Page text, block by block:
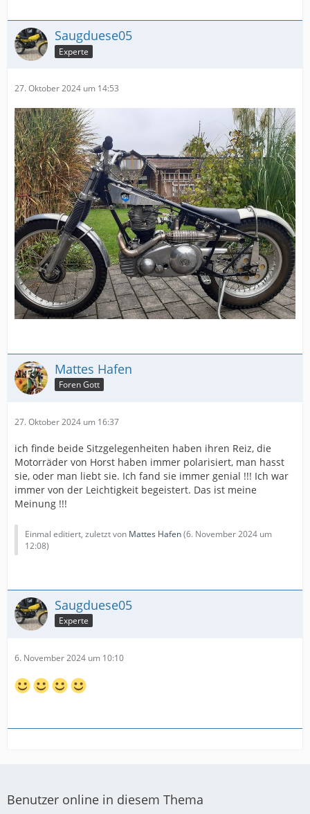
Saugduese05
Experte
27. Oktober 2024 um 14:53
Mattes Hafen
Foren Gott
27. Oktober 2024 um 16:37
ich finde beide Sitzgelegenheiten haben ihren Reiz, die
Motorräder von Horst haben immer polarisiert, man hasst
sie, oder man liebt sie. Ich fand sie immer genial !!! Ich war
immer von der Leichtigkeit begeistert. Das ist meine
Meinung !!!
Einmal editiert, zuletzt von Mattes Hafen(6. November 2024 um
12:08)
Saugduese05
Experte
6. November 2024 um 10:10
Benutzer online in diesem Thema